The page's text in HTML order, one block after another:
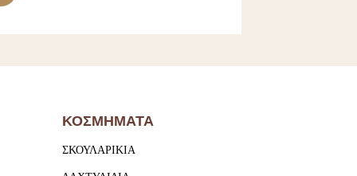
ΚΟΣΜΗΜΑΤΑ
ΣΚΟΥΛΑΡΙΚΙΑ